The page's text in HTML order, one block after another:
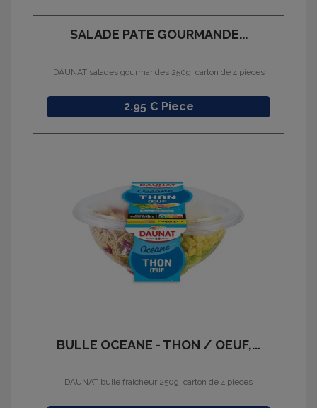
SALADE PATE GOURMANDE...
DAUNAT salades gourmandes 250g, carton de 4 pieces
Prix
2.95 € Piece
BULLE OCEANE - THON / OEUF,...
DAUNAT bulle fraicheur 250g, carton de 4 pieces